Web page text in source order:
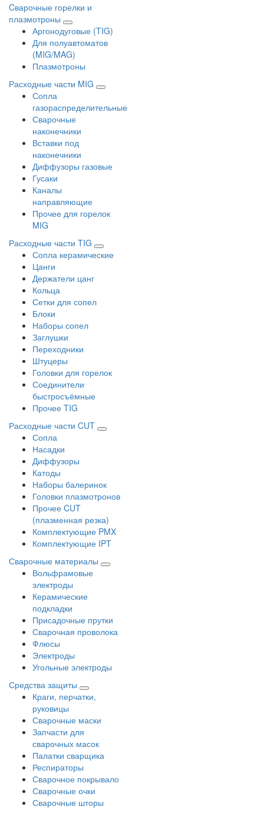
Cварочные горелки и
плазмотроны
Аргонодуговые (TIG)
Для полуавтоматов
(MIG/MAG)
Плазмотроны
Расходные части MIG
Сопла
газораспределительные
Сварочные
наконечники
Вставки под
наконечники
Диффузоры газовые
Гусаки
Каналы
направляющие
Прочее для горелок
MIG
Расходные части TIG
Сопла керамические
Цанги
Держатели цанг
Кольца
Сетки для сопел
Блоки
Наборы сопел
Заглушки
Переходники
Штуцеры
Головки для горелок
Соединители
быстросъёмные
Прочее TIG
Расходные части CUT
Сопла
Насадки
Диффузоры
Катоды
Наборы балеринок
Головки плазмотронов
Прочее CUT
(плазменная резка)
Комплектующие PMX
Комплектующие IPT
Сварочные материалы
Вольфрамовые
электроды
Керамические
подкладки
Присадочные прутки
Сварочная проволока
Флюсы
Электроды
Угольные электроды
Средства защиты
Краги, перчатки,
руковицы
Сварочные маски
Запчасти для
сварочных масок
Палатки сварщика
Респираторы
Сварочное покрывало
Сварочные очки
Сварочные шторы